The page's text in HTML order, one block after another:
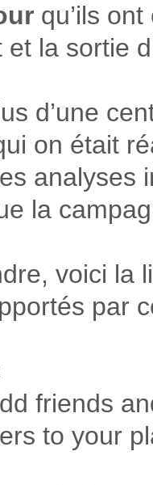
qu’ils ont
et la sortie
d’une
on était
analyses
la
voici la
par
friends
to your